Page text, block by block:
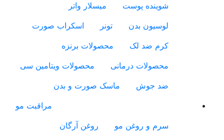
شوینده پوست
میسلار واتر
لوسیون بدن
تونر
اسکراب صورت
کرم ضد لک
محصولات برنزه
محصولات درمانی
محصولات ویتامین سی
ضد جوش
ماسک صورت و بدن
مراقبت مو
سرم و روغن مو
روغن آرگان